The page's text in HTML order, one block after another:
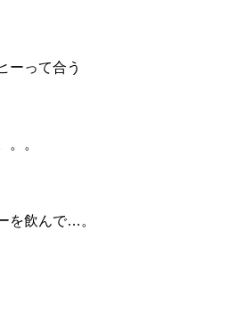
ーって合う
。。
を飲んで…。